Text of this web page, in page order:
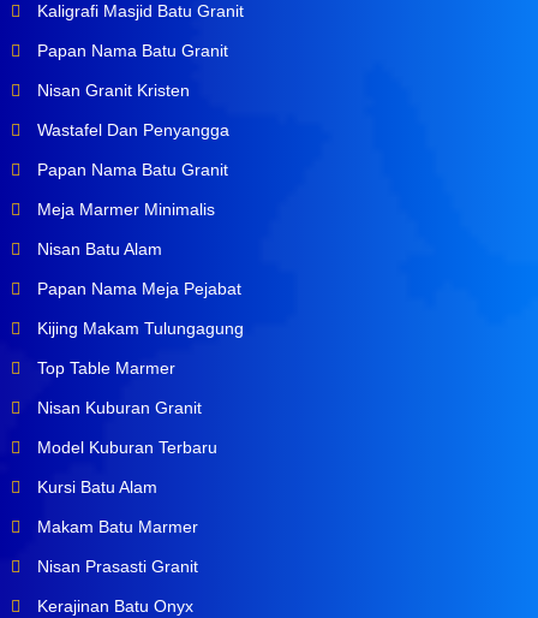
Kaligrafi Masjid Batu Granit
Papan Nama Batu Granit
Nisan Granit Kristen
Wastafel Dan Penyangga
Papan Nama Batu Granit
Meja Marmer Minimalis
Nisan Batu Alam
Papan Nama Meja Pejabat
Kijing Makam Tulungagung
Top Table Marmer
Nisan Kuburan Granit
Model Kuburan Terbaru
Kursi Batu Alam
Makam Batu Marmer
Nisan Prasasti Granit
Kerajinan Batu Onyx